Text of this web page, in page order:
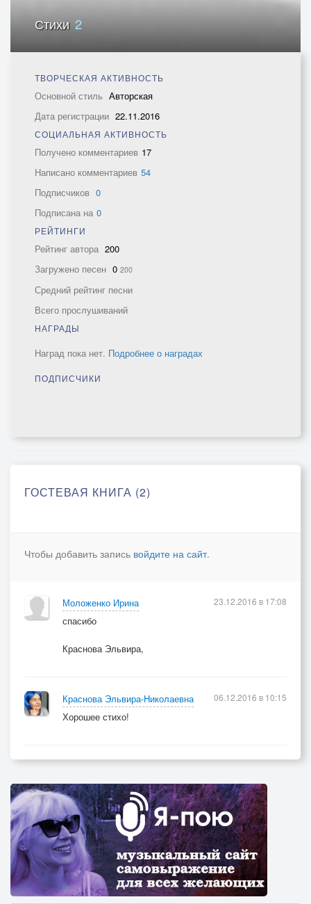
Стихи 2
ТВОРЧЕСКАЯ АКТИВНОСТЬ
Основной стиль Авторская
Дата регистрации 22.11.2016
СОЦИАЛЬНАЯ АКТИВНОСТЬ
Получено комментариев 17
Написано комментариев 54
Подписчиков 0
Подписана на 0
РЕЙТИНГИ
Рейтинг автора 200
Загружено песен 0 200
Средний рейтинг песни
Всего прослушиваний
НАГРАДЫ
Наград пока нет. Подробнее о наградах
ПОДПИСЧИКИ
ГОСТЕВАЯ КНИГА (2)
Чтобы добавить запись войдите на сайт.
Моложенко Ирина
спасибо
Краснова Эльвира,
23.12.2016 в 17:08
Краснова Эльвира-Николаевна
Хорошее стихо!
06.12.2016 в 10:15